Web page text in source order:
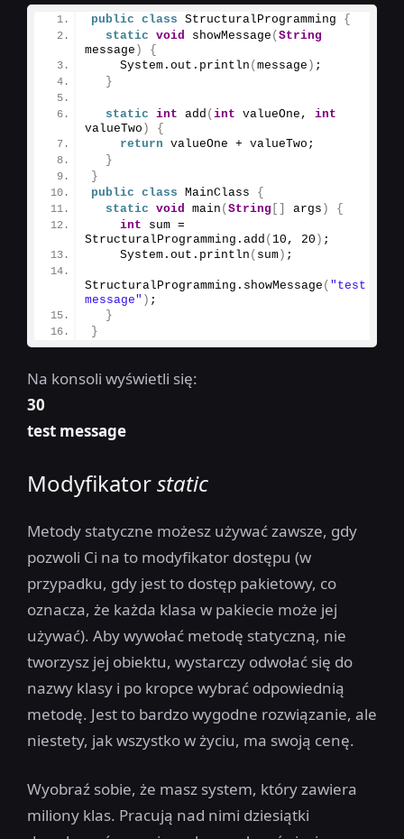
public class StructuralProgramming {
static void showMessage ( String
message )
{
    System.
out . println ( message ) ;
}
static int add ( int valueOne, int
valueTwo )
{
return valueOne + valueTwo;
}
}
public class MainClass {
static void main ( String args )
{
int sum =
StructuralProgramming. add ( 10 , 20 ) ;
    System.
out . println ( sum ) ;
StructuralProgramming. showMessage ( "test
message" ) ;
}
}
Na konsoli wyświetli się:
30
test message
Modyfikatorstatic
Metody statyczne możesz używać zawsze, gdy
pozwoli Ci na to modyfikator dostępu (w
przypadku, gdy jest to dostęp pakietowy, co
oznacza, że każda klasa w pakiecie może jej
używać). Aby wywołać metodę statyczną, nie
tworzysz jej obiektu, wystarczy odwołać się do
nazwy klasy i po kropce wybrać odpowiednią
metodę. Jest to bardzo wygodne rozwiązanie, ale
niestety, jak wszystko w życiu, ma swoją cenę.
Wyobraź sobie, że masz system, który zawiera
miliony klas. Pracują nad nimi dziesiątki